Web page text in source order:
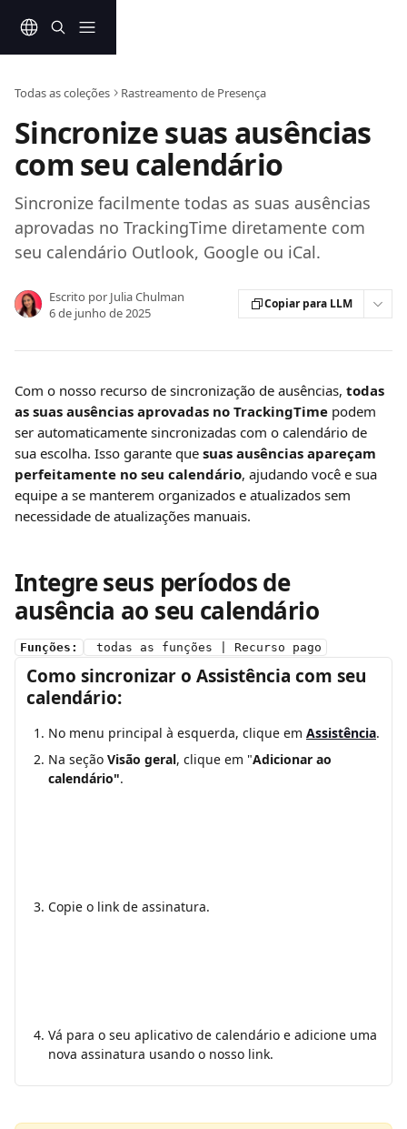
Todas as coleções Rastreamento de Presença
Sincronize suas ausências
com seu calendário
Sincronize facilmente todas as suas ausências
aprovadas no TrackingTime diretamente com
seu calendário Outlook, Google ou iCal.
Escrito por Julia Chulman
6 de junho de 2025
Copiar para LLM
Com o nosso recurso de sincronização de ausências, todas
as suas ausências aprovadas no TrackingTime podem
ser automaticamente sincronizadas com o calendário de
sua escolha. Isso garante que suas ausências apareçam
perfeitamente no seu calendário, ajudando você e sua
equipe a se manterem organizados e atualizados sem
necessidade de atualizações manuais.
Integre seus períodos de
ausência ao seu calendário
Funções: todas as funções | Recurso pago
Como sincronizar o Assistência com seu
calendário:
No menu principal à esquerda, clique em Assistência.
Na seção Visão geral, clique em "Adicionar ao
calendário".
Copie o link de assinatura.
Vá para o seu aplicativo de calendário e adicione uma
nova assinatura usando o nosso link.